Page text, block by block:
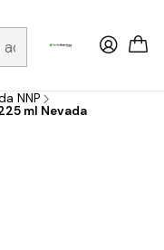
a todo el país y
NNP
ml Nevada